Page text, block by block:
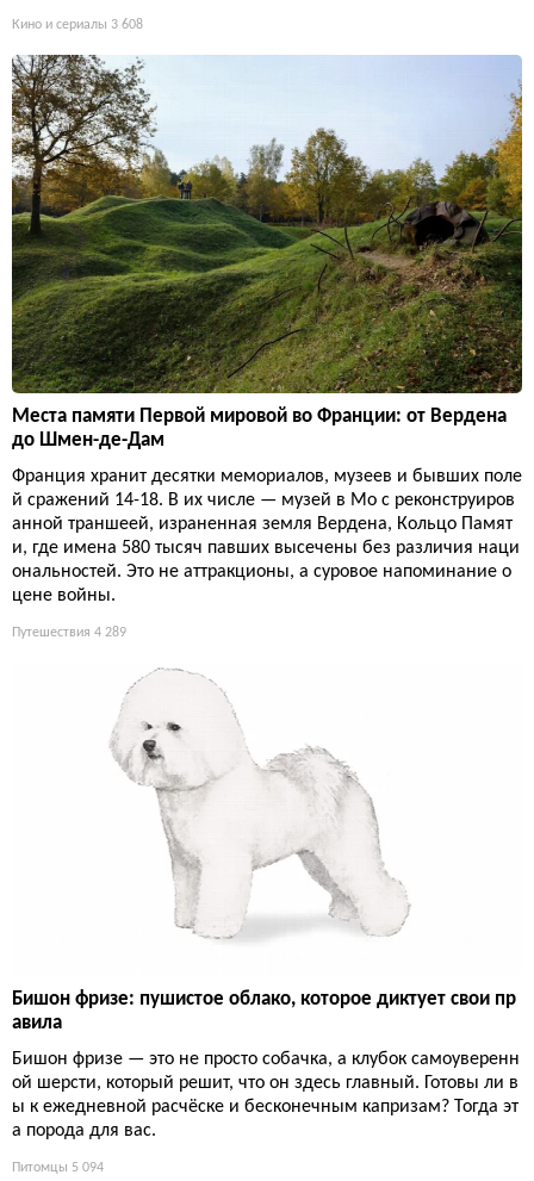
Кино и сериалы 3 608
Места памяти Первой мировой во Франции: от Вердена
до Шмен-де-Дам
Франция хранит десятки мемориалов, музеев и бывших поле
й сражений 14-18. В их числе — музей в Мо с реконструиров
анной траншеей, израненная земля Вердена, Кольцо Памят
и, где имена 580 тысяч павших высечены без различия наци
ональностей. Это не аттракционы, а суровое напоминание о
цене войны.
Путешествия 4 289
Бишон фризе: пушистое облако, которое диктует свои пр
авила
Бишон фризе — это не просто собачка, а клубок самоуверенн
ой шерсти, который решит, что он здесь главный. Готовы ли в
ы к ежедневной расчёске и бесконечным капризам? Тогда эт
а порода для вас.
Питомцы 5 094